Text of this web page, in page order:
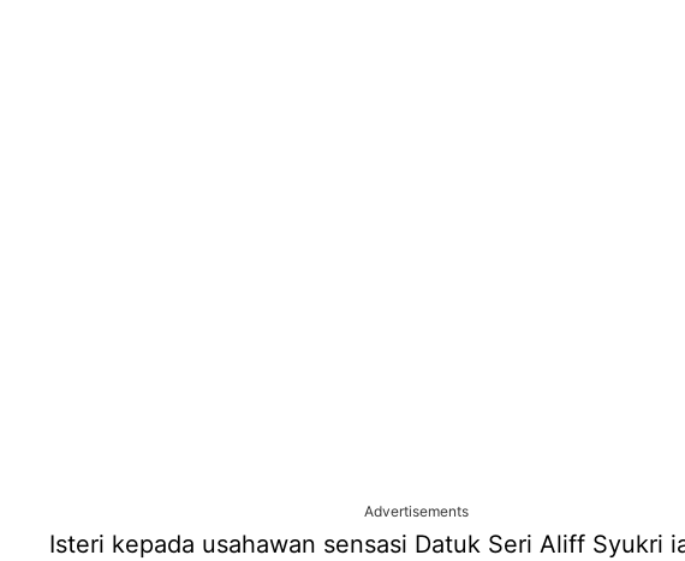
Advertisements
Isteri kepada usahawan sensasi Datuk Seri Aliff Syukri